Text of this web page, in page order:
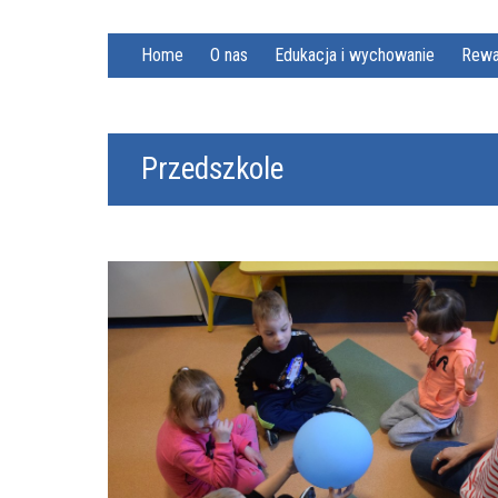
Home O nas Edukacja i wychowanie
Przedszkole